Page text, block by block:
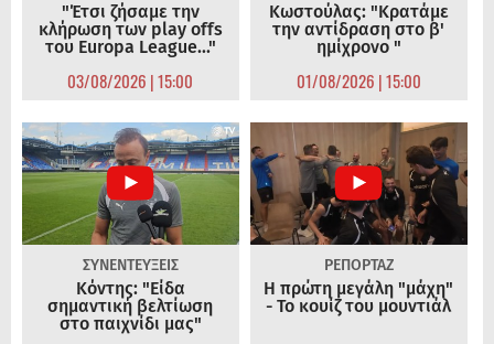
"Έτσι ζήσαμε την
κλήρωση των play offs
του Europa League..."
03/08/2026 | 15:00
Κωστούλας: "Κρατάμε
την αντίδραση στο β'
ημίχρονο "
01/08/2026 | 15:00
ΣΥΝΕΝΤΕΥΞΕΙΣ
Κόντης: "Είδα
σημαντική βελτίωση
στο παιχνίδι μας"
ΡΕΠΟΡΤΑΖ
Η πρώτη μεγάλη "μάχη"
- Το κουίζ του μουντιάλ